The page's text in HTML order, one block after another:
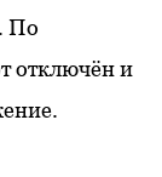
По
отключён и